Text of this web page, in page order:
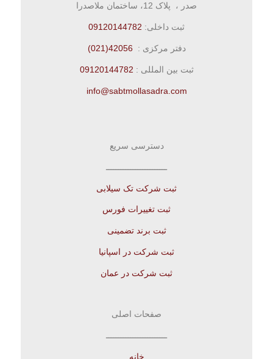
صدر ، پلاک 12، ساختمان ملاصدرا
ثبت داخلی: 09120144782
دفتر مرکزی : 42056(021)
ثبت بین المللی : 09120144782
info@sabtmollasadra.com
دسترسی سریع
ـــــــــــــــــــــــــ
ثبت شرکت تک سیلابی
ثبت تغییرات فورس
ثبت برند تضمینی
ثبت شرکت در اسپانیا
ثبت شرکت در عمان
صفحات اصلی
ـــــــــــــــــــــــــ
خانه